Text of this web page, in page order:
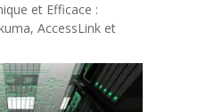
et Efficace :
AccessLink et